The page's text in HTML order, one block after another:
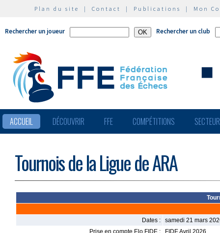
Plan du site | Contact | Publications | Mon
Rechercher un joueur Rechercher un club
ACCUEIL DÉCOUVRIR FFE COMPÉTITIONS
Tournois de la Ligue de ARA
Dates :
samedi 21 mars
Prise en compte Elo FIDE :
FIDE Avril 2026